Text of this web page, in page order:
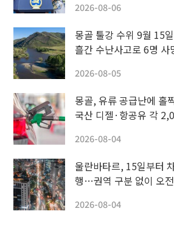
2026-08-06
몽골 툴강 수위 9월 15
흘간 수난사고로 6명 사
2026-08-05
몽골, 유류 공급난에 홀
국산 디젤·항공유 각
2026-08-04
울란바타르, 15일부터
행…권역 구분 없이 오
2026-08-04